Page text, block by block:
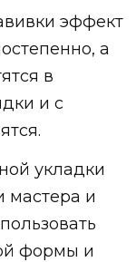
эффект
а
в
и с
укладки
мастера и
формы и